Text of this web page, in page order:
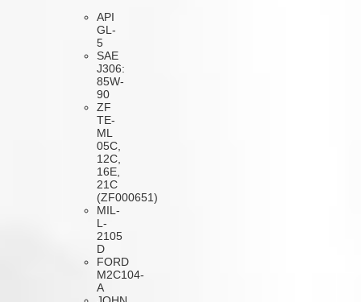
API
GL-
5
SAE
J306:
85W-
90
ZF
TE-
ML
05C,
12C,
16E,
21C
(ZF000651)
MIL-
L-
2105
D
FORD
M2C104-
A